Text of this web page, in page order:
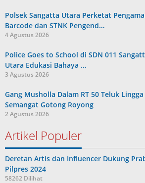
Polsek Sangatta Utara Perketat
Barcode dan STNK Pengend…
4 Agustus 2026
Police Goes to School di SDN 011
Utara Edukasi Bahaya …
3 Agustus 2026
Gang Musholla Dalam RT 50 Teluk
Semangat Gotong Royong
2 Agustus 2026
Artikel Populer
Deretan Artis dan Influencer Dukung
Pilpres 2024
58262 Dilihat